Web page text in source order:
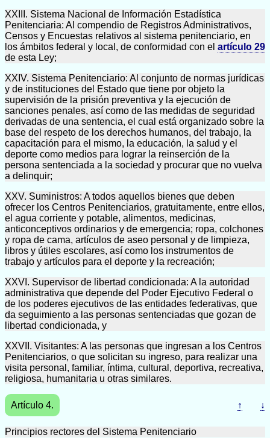
XXIII. Sistema Nacional de Información Estadística
Penitenciaria: Al compendio de Registros Administrativos,
Censos y Encuestas relativos al sistema penitenciario, en
los ámbitos federal y local, de conformidad con el artículo 29
de esta Ley;
XXIV. Sistema Penitenciario: Al conjunto de normas jurídicas
y de instituciones del Estado que tiene por objeto la
supervisión de la prisión preventiva y la ejecución de
sanciones penales, así como de las medidas de seguridad
derivadas de una sentencia, el cual está organizado sobre la
base del respeto de los derechos humanos, del trabajo, la
capacitación para el mismo, la educación, la salud y el
deporte como medios para lograr la reinserción de la
persona sentenciada a la sociedad y procurar que no vuelva
a delinquir;
XXV. Suministros: A todos aquellos bienes que deben
ofrecer los Centros Penitenciarios, gratuitamente, entre ellos,
el agua corriente y potable, alimentos, medicinas,
anticonceptivos ordinarios y de emergencia; ropa, colchones
y ropa de cama, artículos de aseo personal y de limpieza,
libros y útiles escolares, así como los instrumentos de
trabajo y artículos para el deporte y la recreación;
XXVI. Supervisor de libertad condicionada: A la autoridad
administrativa que depende del Poder Ejecutivo Federal o
de los poderes ejecutivos de las entidades federativas, que
da seguimiento a las personas sentenciadas que gozan de
libertad condicionada, y
XXVII. Visitantes: A las personas que ingresan a los Centros
Penitenciarios, o que solicitan su ingreso, para realizar una
visita personal, familiar, íntima, cultural, deportiva, recreativa,
religiosa, humanitaria u otras similares.
Artículo 4. ↑ ↓
Principios rectores del Sistema Penitenciario